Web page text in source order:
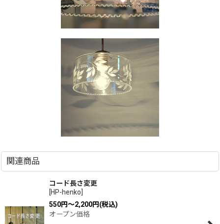
関連商品
コード長さ変更
[HP-henko
550円～2,200円(税込)
オープン価格